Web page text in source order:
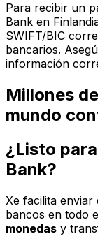
Para recibir un
Bank en
SWIFT/BIC
bancarios.
información
Millones
mundo
¿Listo
Bank?
Xe facilita enviar
bancos en todo
monedas y